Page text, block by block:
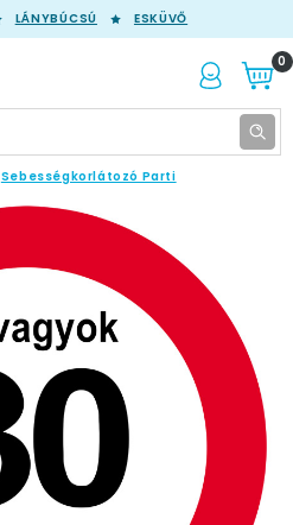
LÁNYBÚCSÚ ESKÜVŐ
0
Sebességkorlátozó Parti